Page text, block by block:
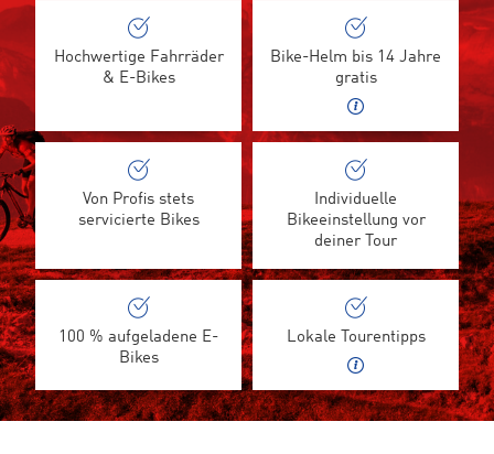
Hochwertige Fahrräder
& E-Bikes
Bike-Helm bis 14 Jahre
gratis
Von Profis stets
servicierte Bikes
Individuelle
Bikeeinstellung vor
deiner Tour
100 % aufgeladene E-
Bikes
Lokale Tourentipps